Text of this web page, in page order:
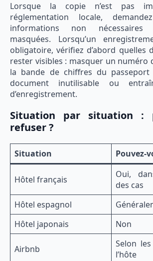
Lorsque la copie n’est pas
réglementation locale,
informations non
masquées. Lorsqu’un
obligatoire, vérifiez d’abord quelles
rester visibles : masquer un numéro
la bande de chiffres du
document inutilisable ou
d’enregistrement.
Situation par situation :
refuser ?
Situation Pouvez-
Hôtel français
Oui,
des cas
Hôtel espagnol
Hôtel japonais
Non
Airbnb
Selon
l’hôte